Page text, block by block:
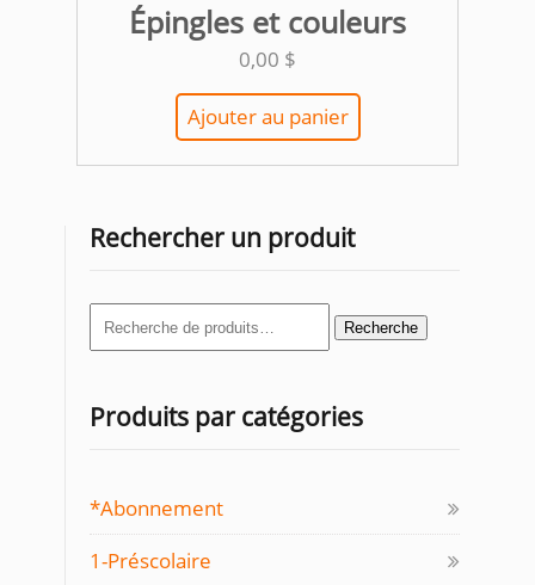
Épingles et couleurs
0,00 $
Ajouter au panier
Rechercher un produit
Recherche
pour :
Recherche
Produits par catégories
*Abonnement
1-Préscolaire